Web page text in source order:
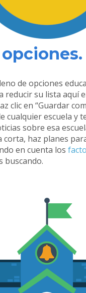
de opciones
reducir su lista aquí
clic en “Guardar
cualquier escuela y
sobre esa
corta, haz planes
en cuenta los
buscando.